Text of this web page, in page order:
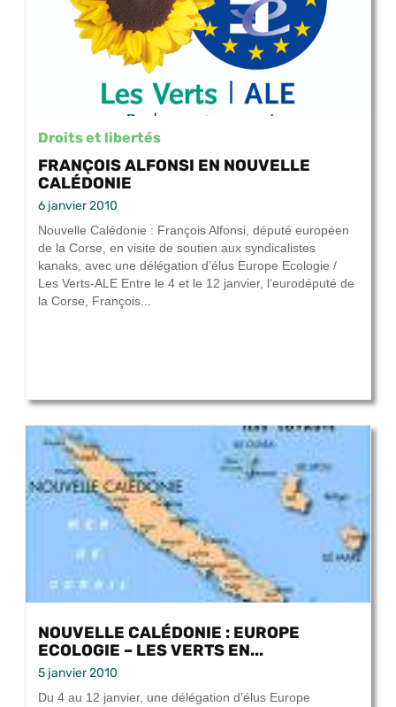
Droits et libertés
FRANÇOIS ALFONSI EN NOUVELLE
CALÉDONIE
6 janvier 2010
Nouvelle Calédonie : François Alfonsi, député européen
de la Corse, en visite de soutien aux syndicalistes
kanaks, avec une délégation d’élus Europe Ecologie /
Les Verts-ALE Entre le 4 et le 12 janvier, l’eurodéputé de
la Corse, François...
NOUVELLE CALÉDONIE : EUROPE
ECOLOGIE – LES VERTS EN...
5 janvier 2010
Du 4 au 12 janvier, une délégation d’élus Europe